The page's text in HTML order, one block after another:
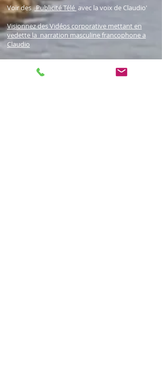
Voir desPublicité Télé avec la voix de Claudio'
Visionnez des Vidéos corporative mettant en
vedette la narration masculine francophone a
Claudio
Ecoutez des extraits de vidéos corporatives